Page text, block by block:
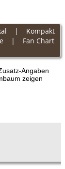
| Kompakt
| Fan Chart
Angaben
zeigen